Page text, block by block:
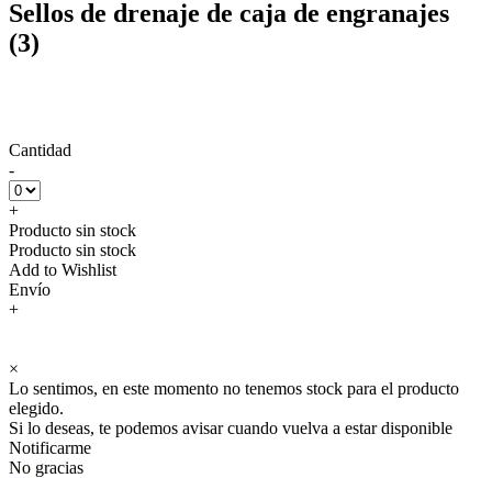
Sellos de drenaje de caja de engranajes
(3)
Cantidad
-
+
Producto sin stock
Producto sin stock
Add to Wishlist
Envío
+
×
Lo sentimos, en este momento no tenemos stock para el producto
elegido.
Si lo deseas, te podemos avisar cuando vuelva a estar disponible
Notificarme
No gracias